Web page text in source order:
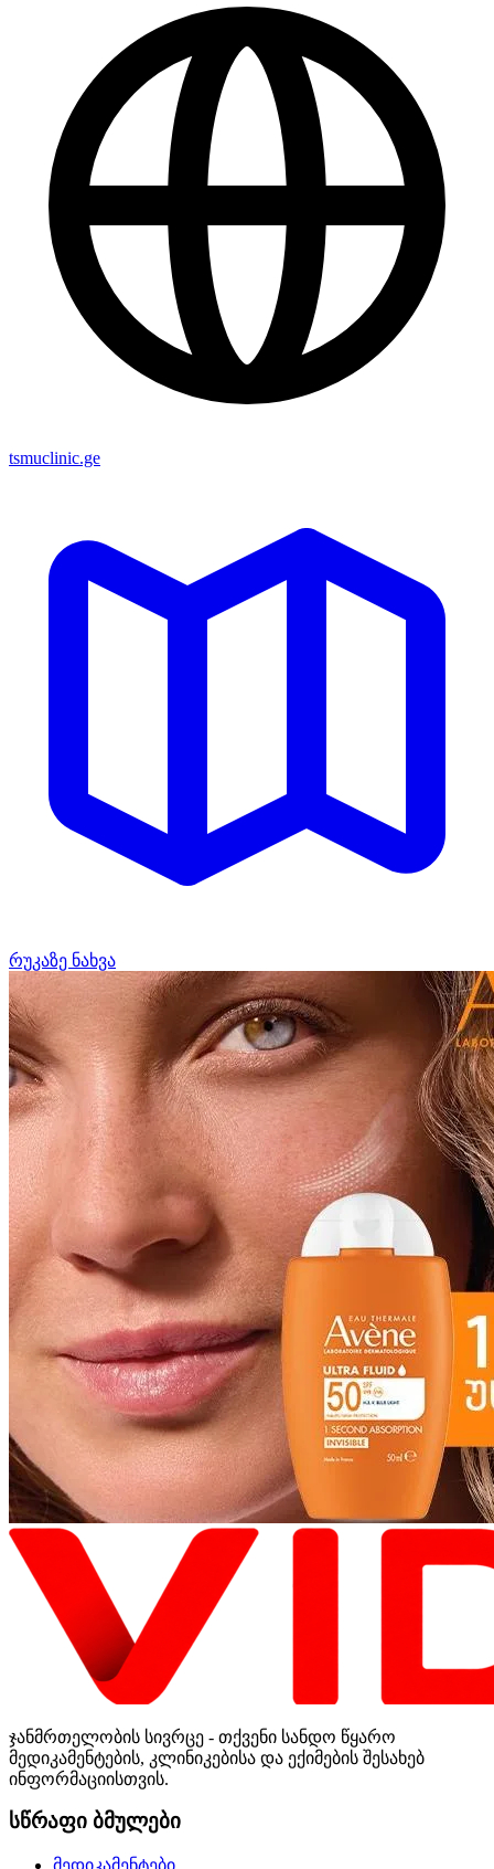
tsmuclinic.ge
რუკაზე ნახვა
ჯანმრთელობის სივრცე - თქვენი სანდო წყარო
მედიკამენტების, კლინიკებისა და ექიმების შესახებ
ინფორმაციისთვის.
სწრაფი ბმულები
მედიკამენტები